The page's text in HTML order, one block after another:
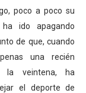
consigue
(París,
6
poco a poco su
ido apagando
de que, cuando
una recién
la veintena, ha
el deporte de